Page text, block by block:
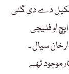
دے دی گئی
او فلیجی
خان سیال ۔
موجود تھے